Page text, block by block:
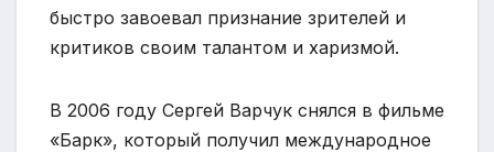
быстро завоевал признание зрителей и
критиков своим талантом и харизмой.
В 2006 году Сергей Варчук снялся в фильме
«Барк», который получил международное